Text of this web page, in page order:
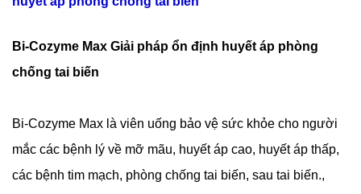
Bi-Cozyme Max Giải pháp ổn định huyết áp phòng
chống tai biến
Bi-Cozyme Max là viên uống bảo vệ sức khỏe cho người
mắc các bệnh lý về mỡ mãu, huyết áp cao, huyết áp thấp,
các bệnh tim mạch, phòng chống tai biến, sau tai biến.,